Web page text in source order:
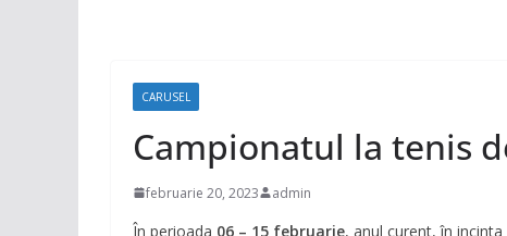
CARUSEL
Campionatul la tenis
februarie 20, 2023 admin
În perioada 06 – 15 februarie, anul curent, în incinta